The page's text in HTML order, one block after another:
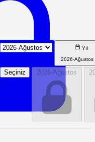
Yıl
2026-Ağustos
Seçiniz 2026-Ağustos